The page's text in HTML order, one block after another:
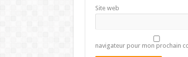
Site web
navigateur pour mon prochain